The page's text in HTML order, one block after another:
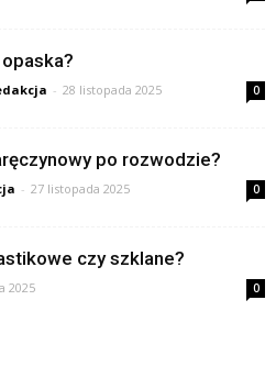
- 28 listopada 2025 0
po rozwodzie?
- 27 listopada 2025 0
czy szklane?
2025 0